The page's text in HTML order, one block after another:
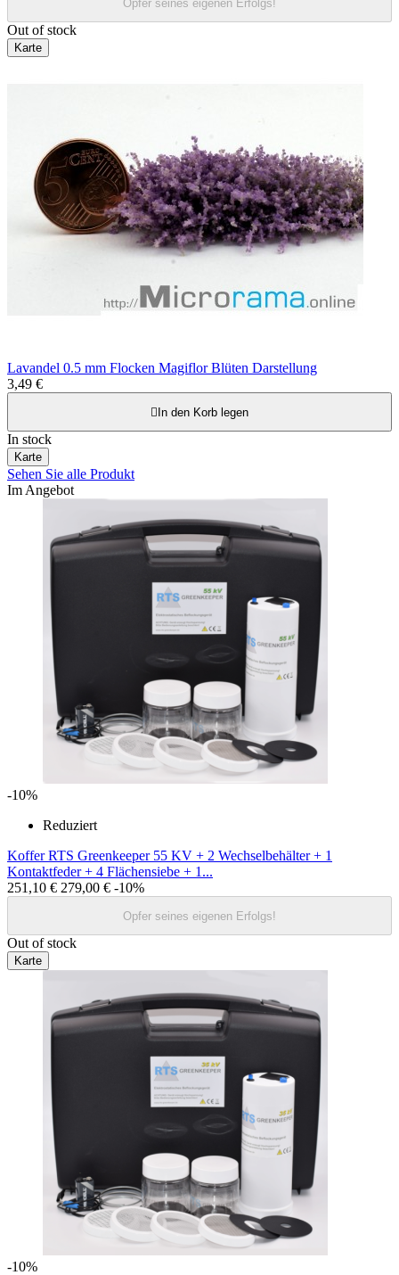
Opfer seines eigenen Erfolgs!
Out of stock
Karte
Lavandel 0.5 mm Flocken Magiflor Blüten Darstellung
3,49 €
 In den Korb legen
In stock
Karte
Sehen Sie alle Produkt
Im Angebot
-10%
Reduziert
Koffer RTS Greenkeeper 55 KV + 2 Wechselbehälter + 1
Kontaktfeder + 4 Flächensiebe + 1...
251,10 € 279,00 € -10%
Opfer seines eigenen Erfolgs!
Out of stock
Karte
-10%